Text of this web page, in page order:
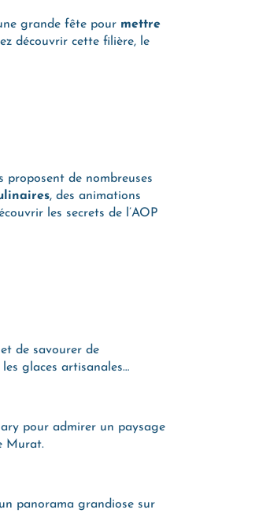
grande fête pour mettre
découvrir cette filière, le
proposent de nombreuses
, des animations
les secrets de l’AOP
de savourer de
glaces artisanales…
pour admirer un paysage
Murat.
panorama grandiose sur